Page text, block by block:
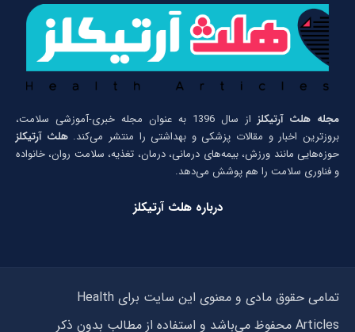
مجله هلث آرتیکلز
از سال 1396 به عنوان مجله خبری-آموزشی سلامت،
بروزترین اخبار و مقالات پزشکی و بهداشتی را منتشر می‌کند.هلث آرتیکلز
حوزه‌هایی مانند ورزش، بیمه‌های درمانی، درمان، تغذیه، سلامت روان، خانواده
و فناوری سلامت را هم پوشش می‌دهد.
درباره هلث آرتیکلز
تمامی حقوق مادی و معنوی این سایت برای Health
Articles محفوظ می‌باشد و استفاده از مطالب بدون ذکر